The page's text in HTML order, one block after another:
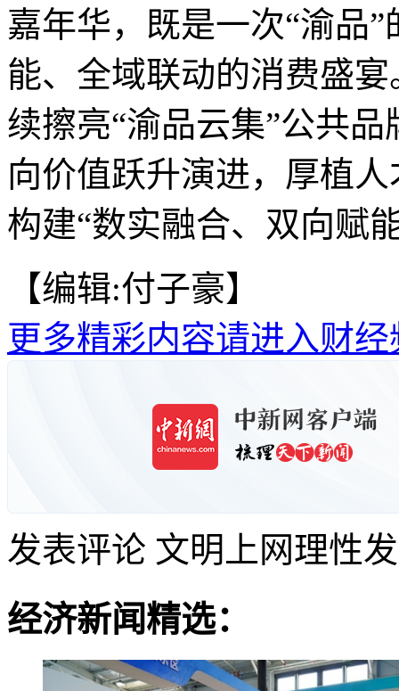
嘉年华，既是一次“渝品
能、全域联动的消费盛
续擦亮“渝品云集”公共
向价值跃升演进，厚植
构建“数实融合、双向赋
【编辑:付子豪】
更多精彩内容请进入财经
发表评论 文明上网理性
经济新闻精选：